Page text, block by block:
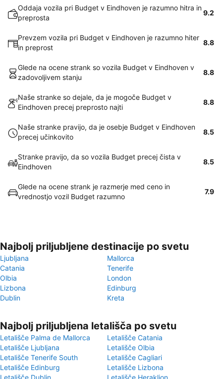
Oddaja vozila pri Budget v Eindhoven je razumno hitra in
preprosta
9.2
Prevzem vozila pri Budget v Eindhoven je razumno hiter
in preprost
8.8
Glede na ocene strank so vozila Budget v Eindhoven v
zadovoljivem stanju
8.8
Naše stranke so dejale, da je mogoče Budget v
Eindhoven precej preprosto najti
8.8
Naše stranke pravijo, da je osebje Budget v Eindhoven
precej učinkovito
8.5
Stranke pravijo, da so vozila Budget precej čista v
Eindhoven
8.5
Glede na ocene strank je razmerje med ceno in
vrednostjo vozil Budget razumno
7.9
Najbolj priljubljene destinacije po svetu
Ljubljana
Mallorca
Catania
Tenerife
Olbia
London
Lizbona
Edinburg
Dublin
Kreta
Najbolj priljubljena letališča po svetu
Letališče Palma de Mallorca
Letališče Catania
Letališče Ljubljana
Letališče Olbia
Letališče Tenerife South
Letališče Cagliari
Letališče Edinburg
Letališče Lizbona
Letališče Dublin
Letališče Heraklion